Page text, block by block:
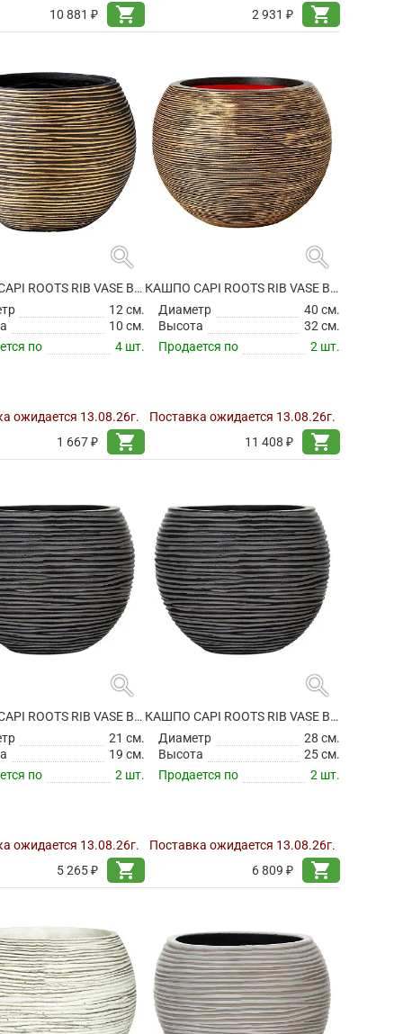
10 881 ₽
shopping_cart
2 931 ₽
shopping_cart
search
КАШПО CAPI ROOTS RIB VASE BALL BLACK GOLD
12 см.
10 см.
по
4 шт.
ожидается 13.08.26г.
1 667 ₽
shopping_cart
search
КАШПО CAPI ROOTS RIB VASE BALL BLACK GOLD
Диаметр
40 см.
Высота
32 см.
Продается по
2 шт.
Поставка ожидается 13.08.26г.
11 408 ₽
shopping_cart
search
КАШПО CAPI ROOTS RIB VASE BALL BLACK
21 см.
19 см.
по
2 шт.
ожидается 13.08.26г.
5 265 ₽
shopping_cart
search
КАШПО CAPI ROOTS RIB VASE BALL BLACK
Диаметр
28 см.
Высота
25 см.
Продается по
2 шт.
Поставка ожидается 13.08.26г.
6 809 ₽
shopping_cart